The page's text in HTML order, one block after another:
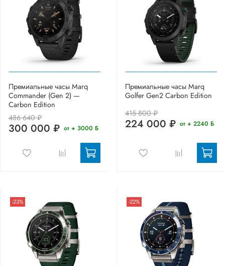
Премиальные часы Marq
Commander (Gen 2) —
Carbon Edition
486 640 ₽
300 000 ₽ от + 3000 Б
Премиальные часы Marq
Golfer Gen2 Carbon Edition
415 800 ₽
224 000 ₽ от + 2240 Б
-23% -22%